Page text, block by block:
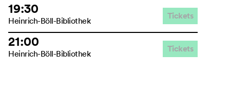
19:30
Heinrich-Böll-Bibliothek Tickets
21:00
Heinrich-Böll-Bibliothek Tickets